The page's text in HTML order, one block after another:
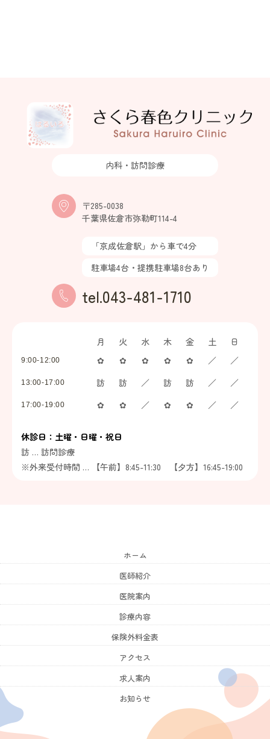
内科・訪問診療
〒285-0038
千葉県佐倉市弥勒町114-4
「京成佐倉駅」から車で4分
駐車場4台・提携駐車場8台あり
tel.043-481-1710
月 火 水 木 金 土 日
9:00-12:00 ✿ ✿ ✿ ✿ ✿ ／ ／
13:00-17:00 訪 訪 ／ 訪 訪 ／ ／
17:00-19:00 ✿ ✿ ／ ✿ ✿ ／ ／
休診日：土曜・日曜・祝日
訪 … 訪問診療
※外来受付時間 … 【午前】8:45-11:30 【夕方】16:45-19:00
ホーム
医師紹介
医院案内
診療内容
保険外料金表
アクセス
求人案内
お知らせ